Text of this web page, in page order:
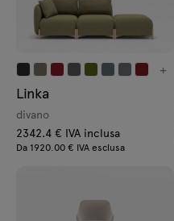
+
Linka
divano
2342.4 € IVA inclusa
Da 1920.00 € IVA esclusa